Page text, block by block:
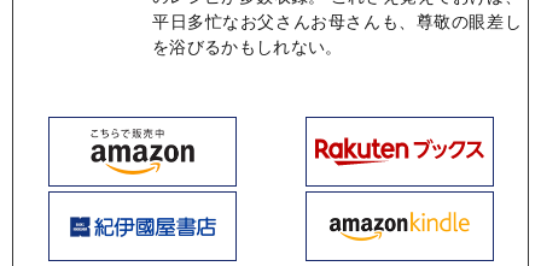
平日多忙なお父さんお母さんも、尊敬の眼差し
を浴びるかもしれない。